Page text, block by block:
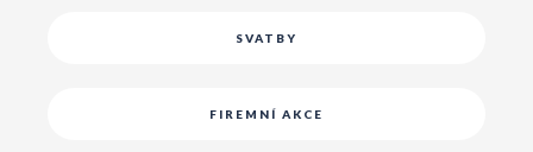
SVATBY
FIREMNÍ AKCE